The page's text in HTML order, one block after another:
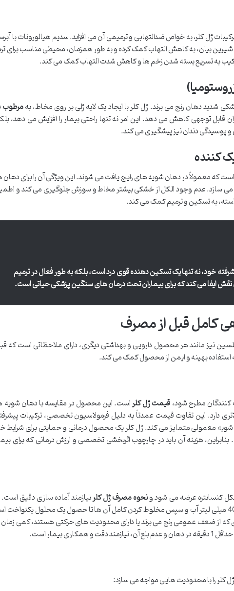
ژل کلر، به خواص ضدالتهابی و ترمیمی آن می افزاید. سدیم هیالورونات با
شیرین بیان، به کاهش التهاب کمک کرده و به طور همزمان، محیطی مناسب برای
به تسریع بسته شدن زخم ها و کاهش شدت التهاب کمک می کند.
شدید دهان رنج می برند. ژل کلر با ایجاد یک لایه ژلی بر روی مخاط، بهمرطوب
توجهی کاهش می دهد. این امر نه تنها راحتی بیمار را افزایش می دهد،
پوسیدگی دندان نیز پیشگیری می کند.
کننده
است که معمولاً در دهان شویه های رایج یافت می شوند. این ویژگی آن را برای
سازد. عدم وجود الکل از خشکی بیشتر مخاط و سوزش جلوگیری می کند و
به تسکین و ترمیم کمک می کند.
خود، نه تنها یک تسکین دهنده قوی درد است، بلکه به طور فعال در ترمیم
ایفا می کند که برای بیماران تحت درمان های سنگین پزشکی حیاتی است.
کامل قبل از مصرف
نیز مانند هر محصول دارویی و بهداشتی دیگری، دارای ملاحظاتی است که
استفاده بهینه و ایمن از محصول کمک می کند.
مطرح شود،قیمت ژل کلراست. این محصول در مقایسه با دهان شویه
دارد. این تفاوت قیمت عمدتاً به دلیل فرمولاسیون تخصصی، ترکیبات
معمولی متمایز می کند. ژل کلر یک محصول درمانی و حمایتی برای
هزینه آن باید در چارچوب اثربخشی تخصصی و ارزش درمانی که برای
کنسانتره عرضه می شود ونحوه مصرف ژل کلرنیازمند آماده سازی دقیق
فرایند شامل اندازه گیری دقیق 15 میلی لیتر از ژل و 40 میلی لیتر آب و سپس مخلوط کردن کامل آن ها تا حصول یک محلول
که از ضعف عمومی رنج می برند یا دارای محدودیت های حرکتی هستند، کمی زمان
بیمار است.
را با محدودیت هایی مواجه می سازد: